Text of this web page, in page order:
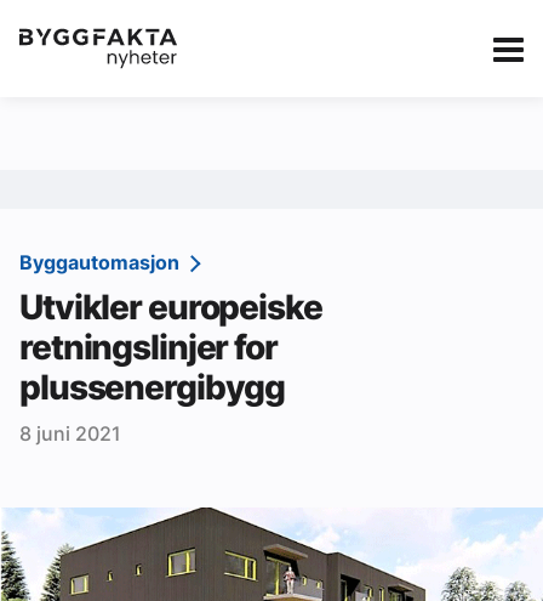
Kategorier Jobbmarkedet Annonsere i
Redaksjonen
Om Byggfakta
Annonsere
Abonnere
Tips oss
Ledige stillinger
Byggautomasjon
Utvikler europeiske
retningslinjer for
plussenergibygg
8 juni 2021